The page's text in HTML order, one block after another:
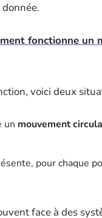
fonctionne un
voici deux
un mouvement
pour chaque
face à des